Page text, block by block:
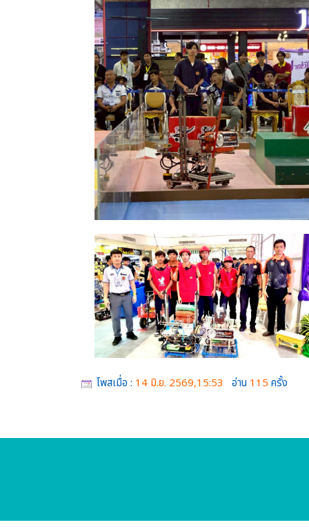
โพสเมื่อ : 14 มิ.ย. 2569,15:53 อ่าน 115 ครั้ง